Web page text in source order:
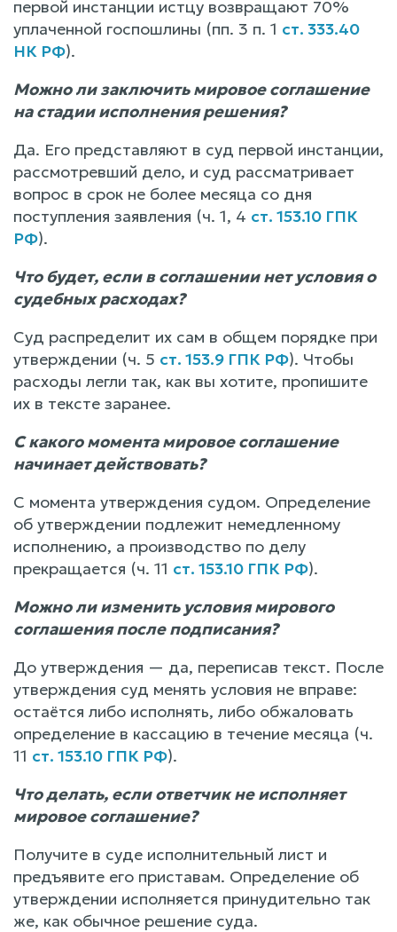
первой инстанции истцу возвращают 70%
уплаченной госпошлины (пп. 3 п. 1 ст. 333.40
НК РФ).
Можно ли заключить мировое соглашение
на стадии исполнения решения?
Да. Его представляют в суд первой инстанции,
рассмотревший дело, и суд рассматривает
вопрос в срок не более месяца со дня
поступления заявления (ч. 1, 4 ст. 153.10 ГПК
РФ).
Что будет, если в соглашении нет условия о
судебных расходах?
Суд распределит их сам в общем порядке при
утверждении (ч. 5 ст. 153.9 ГПК РФ). Чтобы
расходы легли так, как вы хотите, пропишите
их в тексте заранее.
С какого момента мировое соглашение
начинает действовать?
С момента утверждения судом. Определение
об утверждении подлежит немедленному
исполнению, а производство по делу
прекращается (ч. 11 ст. 153.10 ГПК РФ).
Можно ли изменить условия мирового
соглашения после подписания?
До утверждения — да, переписав текст. После
утверждения суд менять условия не вправе:
остаётся либо исполнять, либо обжаловать
определение в кассацию в течение месяца (ч.
11 ст. 153.10 ГПК РФ).
Что делать, если ответчик не исполняет
мировое соглашение?
Получите в суде исполнительный лист и
предъявите его приставам. Определение об
утверждении исполняется принудительно так
же, как обычное решение суда.